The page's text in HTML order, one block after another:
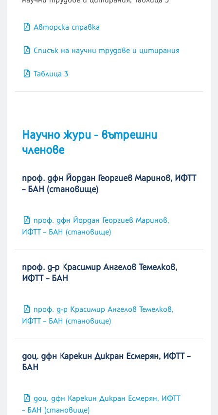
Авторска справка
Списък на научни трудове и цитирания
Таблица 3
Научно жури - вътрешни
членове
проф. дфн Йордан Георгиев Маринов, ИФТТ
– БАН (становище)
проф. дфн Йордан Георгиев Маринов,
ИФТТ – БАН (становище)
проф. д-р Красимир Ангелов Темелков,
ИФТТ – БАН
проф. д-р Красимир Ангелов Темелков,
ИФТТ – БАН (становище)
доц. дфн Карекин Дикран Есмерян, ИФТТ –
БАН
доц. дфн Карекин Дикран Есмерян, ИФТТ
– БАН (становище)